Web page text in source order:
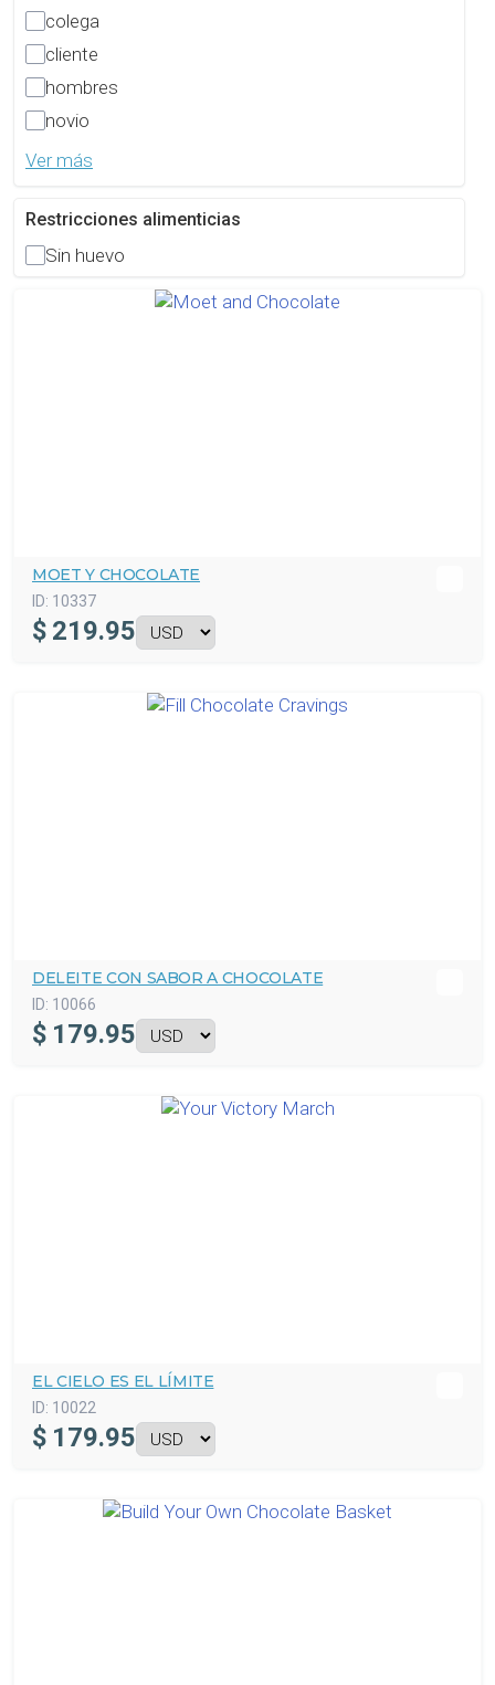
colega
cliente
hombres
novio
Ver más
Restricciones alimenticias
Sin huevo
MOET Y CHOCOLATE
ID: 10337
$ 219.95
DELEITE CON SABOR A CHOCOLATE
ID: 10066
$ 179.95
EL CIELO ES EL LÍMITE
ID: 10022
$ 179.95